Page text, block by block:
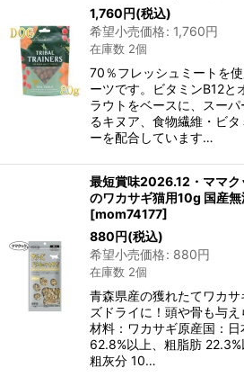
1,760円(税込)
希望小売価格: 1,760円
在庫数 2個
70％フレッシュミートを
ーツです。ビタミンB12と
ラウトをベースに、スー
るキヌア、食物繊維・ビ
ーを配合しています…
最短賞味2026.12・ママク
のワカサギ猫用10g 国産
[mom74177]
880円(税込)
希望小売価格: 880円
在庫数 2個
青森県産の獲れたてワカ
ズドライに！頭や骨も与
材料：ワカサギ原産国：
62.8%以上、粗脂肪 22.3%
粗灰分 10…